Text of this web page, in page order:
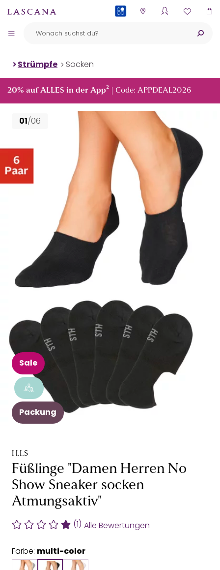
Strümpfe Socken
20% auf ALLES in der App² | Code: APPDEAL2026
01/06
Sale
Packung
H.I.S
Füßlinge "Damen Herren No
Show Sneaker socken
Atmungsaktiv"
(1) Alle Bewertungen
Farbe: multi-color